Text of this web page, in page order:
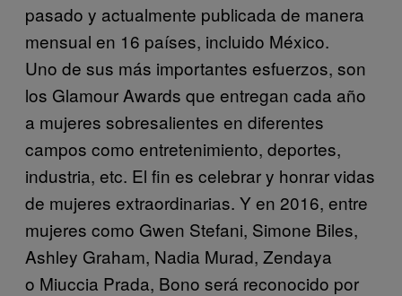
pasado y actualmente publicada de manera
mensual en 16 países, incluido México.
Uno de sus más importantes esfuerzos, son
los Glamour Awards que entregan cada año
a mujeres sobresalientes en diferentes
campos como entretenimiento, deportes,
industria, etc. El fin es celebrar y honrar vidas
de mujeres extraordinarias. Y en 2016, entre
mujeres como Gwen Stefani, Simone Biles,
Ashley Graham,​ Nadia Murad, Zendaya
o Miuccia Prada, Bono será reconocido por